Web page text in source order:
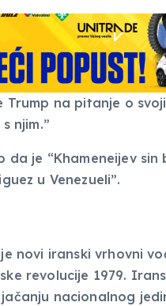
Trump na pitanje o
njim.”
da je “Khameneijev
u Venezueli”.
novi iranski vrhovni
revolucije 1979.
nacionalnog